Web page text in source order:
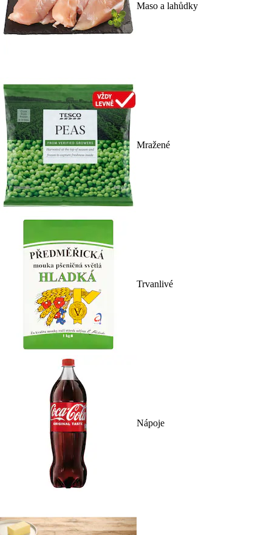
Maso a lahůdky
Mražené
Trvanlivé
Nápoje